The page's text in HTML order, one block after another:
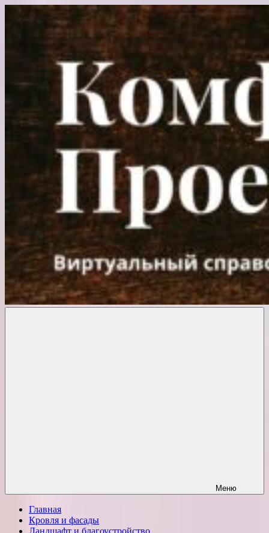
Перейти
содержимому
Меню
Главная
Кровля и фасады
Ландшафт и благоустройство